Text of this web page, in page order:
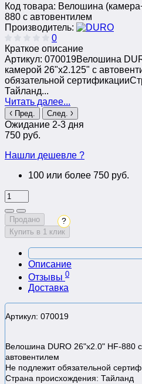
Код товара: Велошина
880 с автовентилем
Производитель:
0
Краткое описание
Артикул: 070019Велошина
камерой 26"x2.125" с
обязательной
Тайланд...
Читать далее...
Пред. След.
Ожидание 2-3 дня
750 руб.
Нашли дешевле ?
100 или более 750 руб.
Продано
Купить в 1 клик
?
Описание
Отзывы 0
Доставка
Артикул: 070019
Велошина DURO 26"x2.0" HF-880
автовентилем
Не подлежит обязательной
Страна происхождения: Тайланд